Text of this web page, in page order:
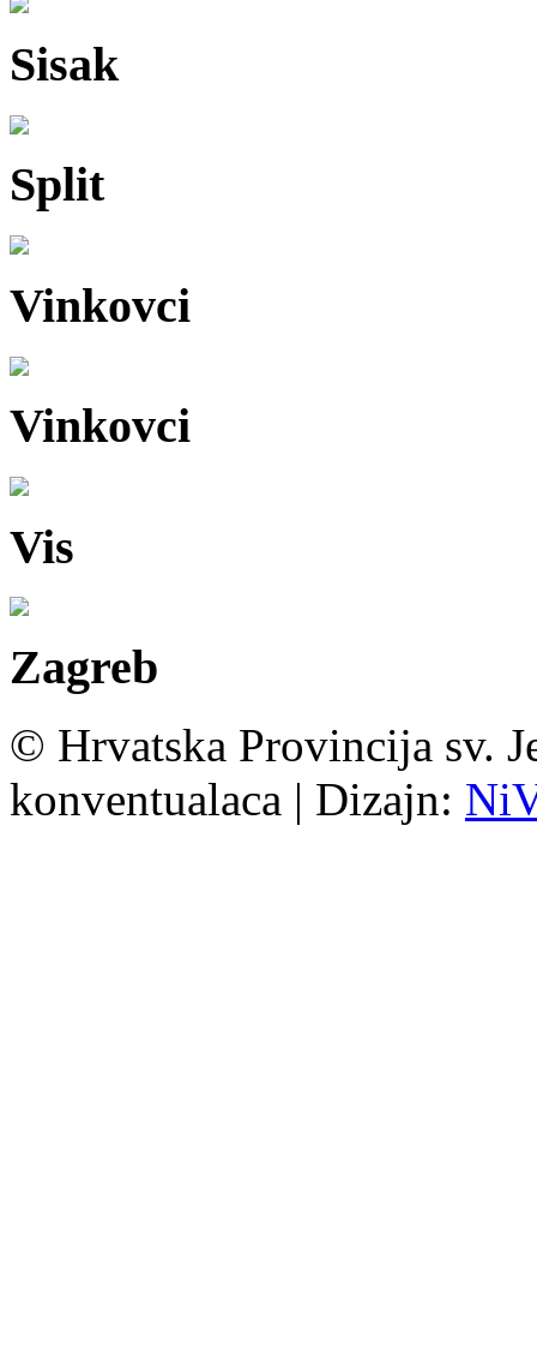
Sisak
Split
Vinkovci
Vinkovci
Vis
Zagreb
© Hrvatska Provincija sv.
konventualaca | Dizajn: